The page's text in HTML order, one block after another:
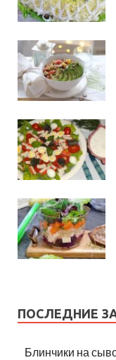
ПОСЛЕДНИЕ
Блинчики на